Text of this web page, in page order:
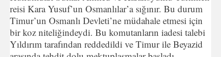
reisi Kara Yusuf’un Osmanlılar’a sığınır. Bu durum
Timur’un Osmanlı Devleti’ne müdahale etmesi için
bir koz niteliğindeydi. Bu komutanların iadesi talebi
Yıldırım tarafından reddedildi ve Timur ile Beyazid